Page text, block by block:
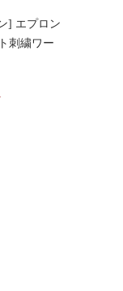
] エプロン
刺繍ワー